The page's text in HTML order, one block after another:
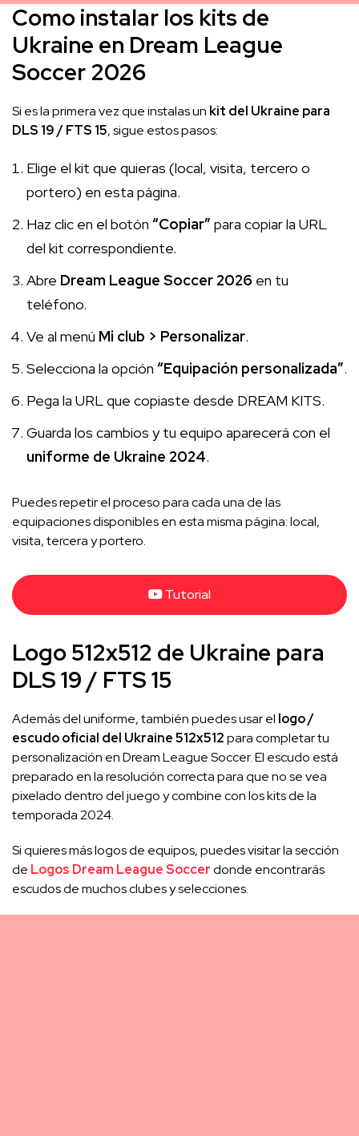
Como instalar los kits de
Ukraine en Dream League
Soccer 2026
Si es la primera vez que instalas un kit del Ukraine para
DLS 19 / FTS 15, sigue estos pasos:
Elige el kit que quieras (local, visita, tercero o
portero) en esta página.
Haz clic en el botón “Copiar” para copiar la URL
del kit correspondiente.
Abre Dream League Soccer 2026 en tu
teléfono.
Ve al menú Mi club > Personalizar.
Selecciona la opción “Equipación personalizada”.
Pega la URL que copiaste desde DREAM KITS.
Guarda los cambios y tu equipo aparecerá con el
uniforme de Ukraine 2024.
Puedes repetir el proceso para cada una de las
equipaciones disponibles en esta misma página: local,
visita, tercera y portero.
Tutorial
Logo 512x512 de Ukraine para
DLS 19 / FTS 15
Además del uniforme, también puedes usar el logo /
escudo oficial del Ukraine 512x512para completar tu
personalización en Dream League Soccer. El escudo está
preparado en la resolución correcta para que no se vea
pixelado dentro del juego y combine con los kits de la
temporada 2024.
Si quieres más logos de equipos, puedes visitar la sección
de Logos Dream League Soccerdonde encontrarás
escudos de muchos clubes y selecciones.